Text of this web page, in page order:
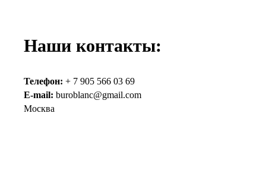
Наши контакты:
Телефон: + 7 905 566 03 69
E-mail: buroblanc@gmail.com
Москва